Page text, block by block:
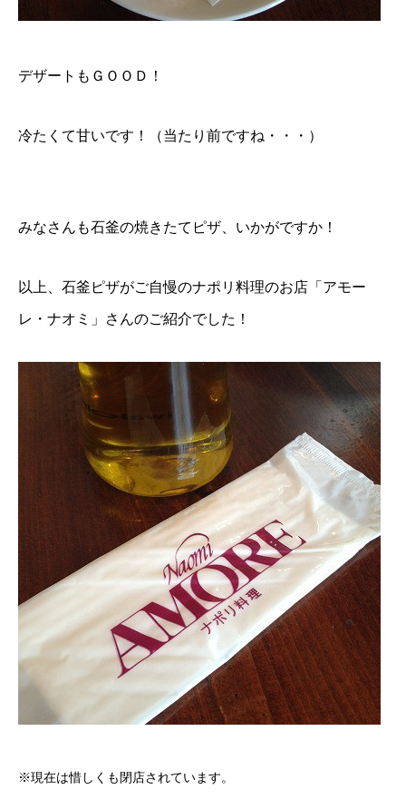
デザートもＧＯＯＤ！
冷たくて甘いです！（当たり前ですね・・・）
みなさんも石釜の焼きたてピザ、いかがですか！
以上、石釜ピザがご自慢のナポリ料理のお店「アモー
レ・ナオミ」さんのご紹介でした！
※現在は惜しくも閉店されています。